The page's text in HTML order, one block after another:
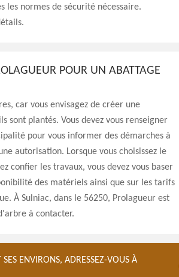
les normes de sécurité nécessaire.
POUR UN ABATTAGE
car vous envisagez de créer une
sont plantés. Vous devez vous renseigner
pour vous informer des démarches à
autorisation. Lorsque vous choisissez le
confier les travaux, vous devez vous baser
des matériels ainsi que sur les tarifs
À Sulniac, dans le 56250, Prolagueur est
à contacter.
ENVIRONS, ADRESSEZ-VOUS À